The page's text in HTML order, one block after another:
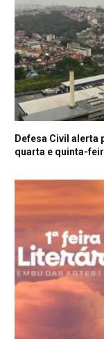
Defesa Civil alerta
quarta e quinta-